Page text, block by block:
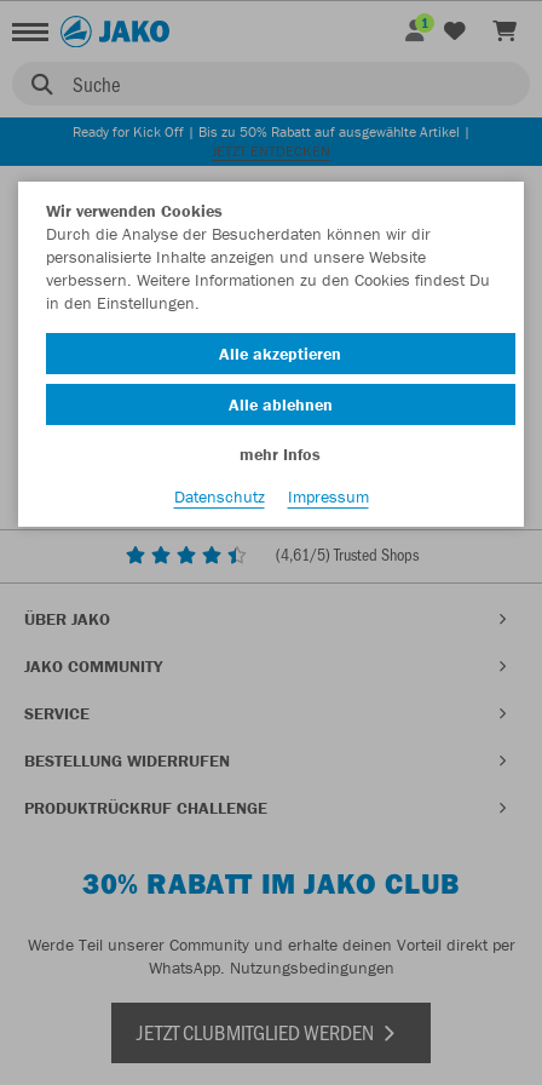
Suche
1
Ready for Kick Off | Bis zu 50% Rabatt auf ausgewählte Artikel |
JETZT ENTDECKEN
(4,61/5) Trusted Shops
ÜBER JAKO
JAKO COMMUNITY
SERVICE
BESTELLUNG WIDERRUFEN
PRODUKTRÜCKRUF CHALLENGE
30% RABATT IM JAKO CLUB
Werde Teil unserer Community und erhalte deinen Vorteil direkt per
WhatsApp. Nutzungsbedingungen
JETZT CLUBMITGLIED WERDEN
Wir verwenden Cookies
Durch die Analyse der Besucherdaten können wir dir
personalisierte Inhalte anzeigen und unsere Website
verbessern. Weitere Informationen zu den Cookies findest Du
in den Einstellungen.
Alle akzeptieren
Alle ablehnen
mehr Infos
Datenschutz
Impressum